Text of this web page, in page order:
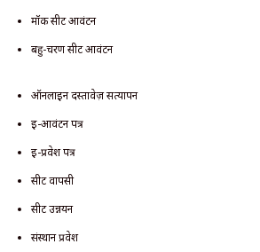
मॉक सीट आवंटन
बहु-चरण सीट आवंटन
ऑनलाइन दस्तावेज़ सत्यापन
ई-आवंटन पत्र
ई-प्रवेश पत्र
सीट वापसी
सीट उन्नयन
संस्थान प्रवेश